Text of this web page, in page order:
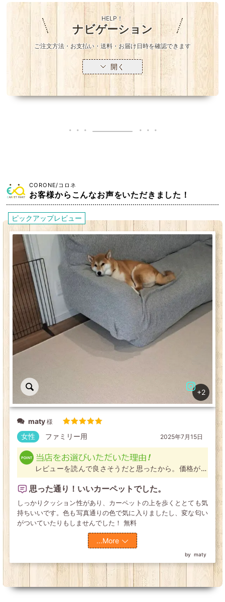
HELP！
ナビゲーション
ご注文方法・お支払い・送料・お届け日時を確認できます
開く
CORONE/コロネ
お客様からこんなお声をいただきました！
ピックアップレビュー
+2
maty
2025年7月15日
maty
女性 ファミリー用
レビューを読んで良さそうだと思ったから。価格が丁
度よく、デザインも気に入ったから
思った通り！いいカーペットでした。
しっかりクッション性があり、カーペットの上を歩くととても気
持ちいいです。色も写真通りの色で気に入りましたし、変な匂い
がついていたりもしませんでした！ 無料
...More